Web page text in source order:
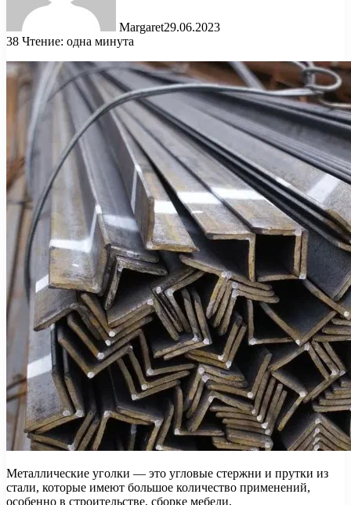
Margaret29.06.2023
38 Чтение: одна минута
Металлические уголки — это угловые стержни и прутки из
стали, которые имеют большое количество применений,
особенно в строительстве, сборке мебели,